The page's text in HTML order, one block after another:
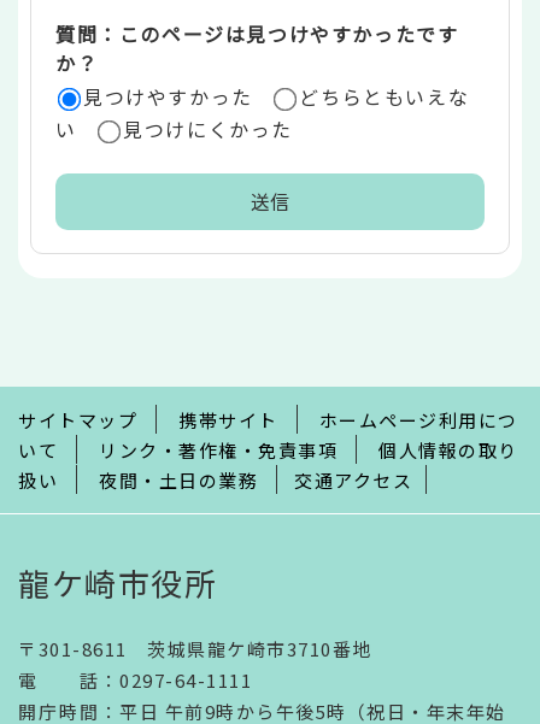
質問：このページは見つけやすかったです
か？
見つけやすかった
どちらともいえな
い
見つけにくかった
で
サイトマップ 携帯サイト
ホームページ利用につ
いて
リンク・著作権・免責事項
個人情報の取り
扱い
夜間・土日の業務 交通アクセス
龍ケ崎市役所
〒301-8611 茨城県龍ケ崎市3710番地
電話 ： 0297-64-1111
開庁時間 ： 平日 午前9時から午後5時（祝日・年末年始